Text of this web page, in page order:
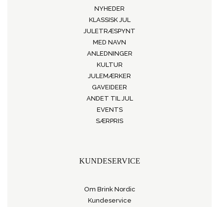
NYHEDER
KLASSISK JUL
JULETRÆSPYNT
MED NAVN
ANLEDNINGER
KULTUR
JULEMÆRKER
GAVEIDEER
ANDET TIL JUL
EVENTS
SÆRPRIS
KUNDESERVICE
Om Brink Nordic
Kundeservice